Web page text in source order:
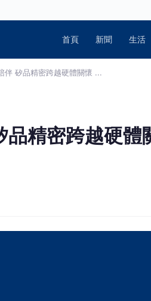
首頁 新聞 生活
伴 矽品精密跨越硬體關懷 ...
品精密跨越硬體